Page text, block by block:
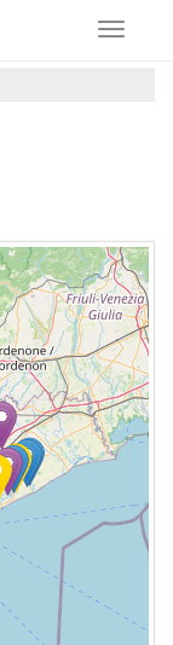
Toggle